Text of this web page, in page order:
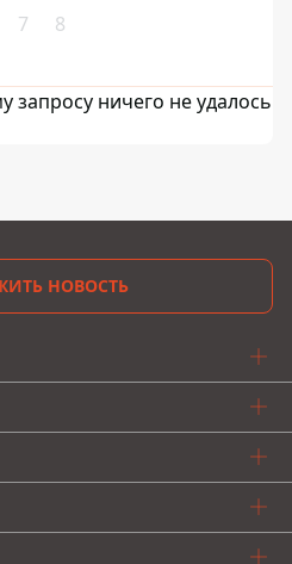
7 8
ничего не удалось
НОВОСТЬ